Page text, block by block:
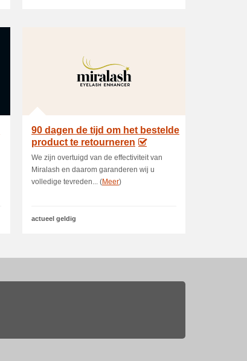
90 dagen de tijd om het bestelde
product te retourneren
We zijn overtuigd van de effectiviteit van
Miralash en daarom garanderen wij u
volledige tevreden... (Meer)
actueel geldig